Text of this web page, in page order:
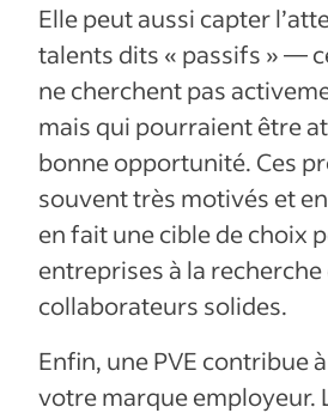
Elle peut aussi capter
talents dits « passifs » —
ne cherchent pas
mais qui pourraient être
bonne opportunité. Ces
souvent très motivés et
en fait une cible de choix
entreprises à la recherche
collaborateurs solides.
Enfin, une PVE contribue
votre marque employeur.